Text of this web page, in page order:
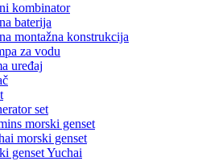
kombinator
baterija
montažna konstrukcija
za vodu
uređaj
set
morski genset
morski genset
genset Yuchai